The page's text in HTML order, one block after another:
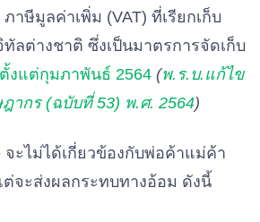
าษีมูลค่าเพิ่ม (VAT) ที่เรียกเก็บ
ลต่างชาติ ซึ่งเป็นมาตรการจัดเก็บ
งแต่กุมภาพันธ์ 2564 (พ.ร.บ.แก้ไข
ากร (ฉบับที่ 53) พ.ศ. 2564)
จะไม่ได้เกี่ยวข้องกับพ่อค้าแม่ค้า
จะส่งผลกระทบทางอ้อม ดังนี้